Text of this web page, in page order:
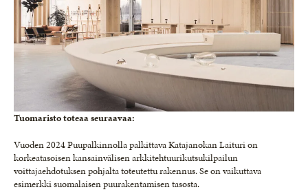
Tuomaristo toteaa seuraavaa:
Vuoden 2024 Puupalkinnolla palkittava Katajanokan Laituri on
korkeatasoisen kansainvälisen arkkitehtuurikutsukilpailun
voittajaehdotuksen pohjalta toteutettu rakennus. Se on vaikuttava
esimerkki suomalaisen puurakentamisen tasosta.